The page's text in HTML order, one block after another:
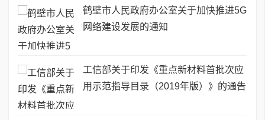
鹤壁市人民政府办公室关于加快推进5G
网络建设发展的通知
工信部关于印发《重点新材料首批次应
用示范指导目录（2019年版）》的通告